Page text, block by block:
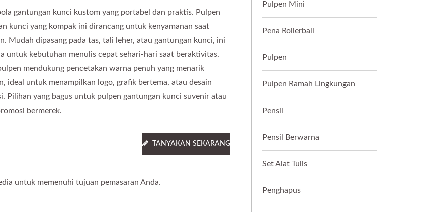
gantungan kunci kustom yang portabel dan praktis. Pulpen
kunci yang kompak ini dirancang untuk kenyamanan saat
Mudah dipasang pada tas, tali leher, atau gantungan kunci, ini
untuk kebutuhan menulis cepat sehari-hari saat beraktivitas.
mendukung pencetakan warna penuh yang menarik
ideal untuk menampilkan logo, grafik bertema, atau desain
Pilihan yang bagus untuk pulpen gantungan kunci suvenir atau
bermerek.
TANYAKAN SEKARANG
untuk memenuhi tujuan pemasaran Anda.
Pulpen Mini
Pena Rollerball
Pulpen
Pulpen Ramah Lingkungan
Pensil
Pensil Berwarna
Set Alat Tulis
Penghapus